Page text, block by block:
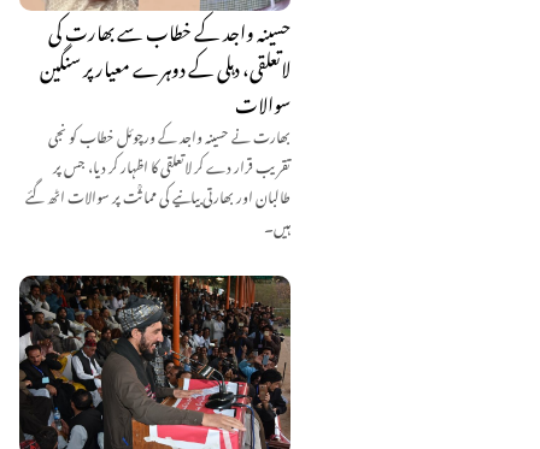
حسینہ واجد کے خطاب سے بھارت کی
لاتعلقی، دہلی کے دوہرے معیار پر سنگین
سوالات
بھارت نے حسینہ واجد کے ورچوئل خطاب کو نجی
تقریب قرار دے کر لاتعلقی کا اظہار کر دیا، جس پر
طالبان اور بھارتی بیانیے کی مماثؒت پر سوالات اٹھ گئے
ہیں۔